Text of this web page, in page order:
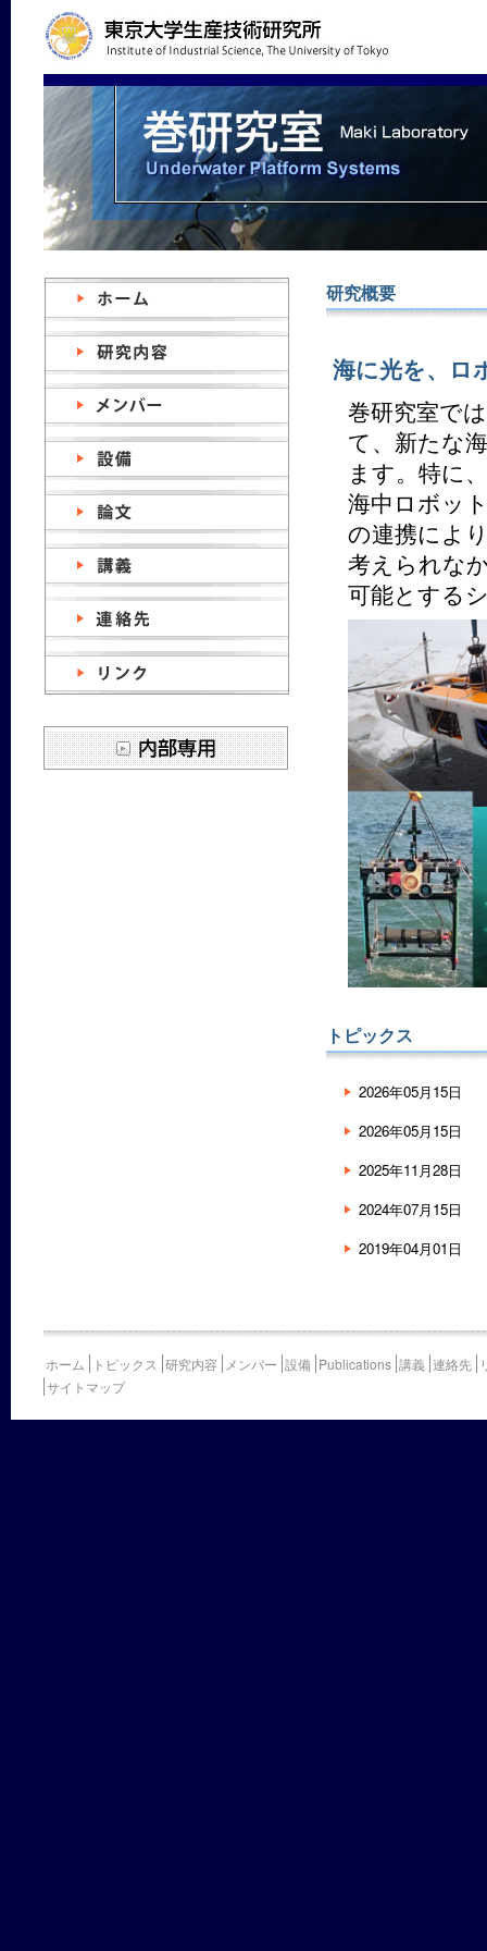
研究概要
海に光を、ロ
巻研究室で
て、新たな
ます。特に
海中ロボッ
の連携によ
考えられな
可能とする
トピックス
2026年05月15日
2026年05月15日
2025年11月28日
2024年07月15日
2019年04月01日
ホーム トピックス 研究内容 メンバー 設備 Publications 講義 連絡先
サイトマップ